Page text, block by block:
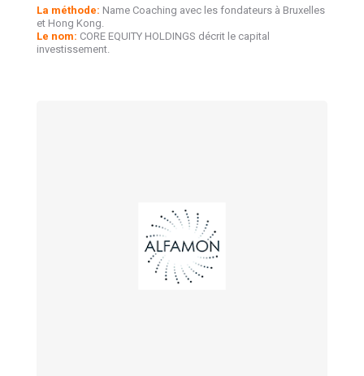
La méthode: Name Coaching avec les fondateurs à Bruxelles
et Hong Kong.
Le nom: CORE EQUITY HOLDINGS décrit le capital
investissement.